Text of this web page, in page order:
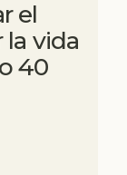
el
vida
40